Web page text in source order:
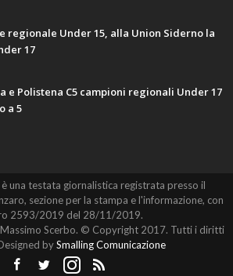
regionale Under 15, alla Union Siderno la
17
e Polistena C5 campioni regionali Under 17
a 5
una testata giornalistica registrata presso il
sezione per la stampa e l'informazione, con
2593/2019 del 28/11/2019.
Scerbo. © Copyright 2017. Tutti i diritti
bySmalling Comunicazione